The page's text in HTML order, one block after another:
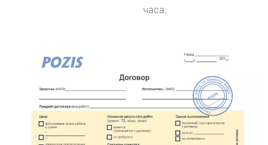
часа.